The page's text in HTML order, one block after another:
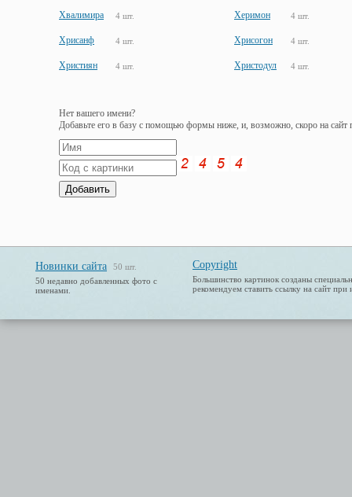
Хвалимира 4 шт. Херимон 4 шт.
Хрисанф 4 шт. Хрисогон 4 шт.
Християн 4 шт. Христодул 4 шт.
Нет вашего имени?
Добавьте его в базу с помощью формы ниже, и, возможно, скоро на сайт
Новинки сайта
50 шт.
50 недавно добавленных фото с
именами.
Copyright
Большинство картинок созданы
рекомендуем ставить ссылку на сайт при